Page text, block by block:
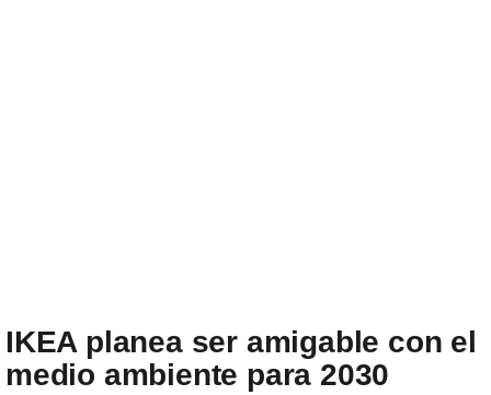
IKEA planea ser amigable con el
medio ambiente para 2030